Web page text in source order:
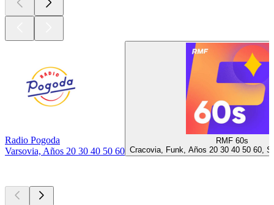
Radio Pogoda
Varsovia, Años 20 30 40 50 60
RMF 60s
Cracovia, Funk, Años 20 30 40 50 60,